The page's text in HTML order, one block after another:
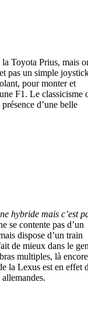
Toyota Prius, mais
pas un simple
pour monter et
F1. Le classicisme
d’une belle
hybride mais c’est
se contente pas d’un
dispose d’un train
de mieux dans le
multiples, là
la Lexus est en effet